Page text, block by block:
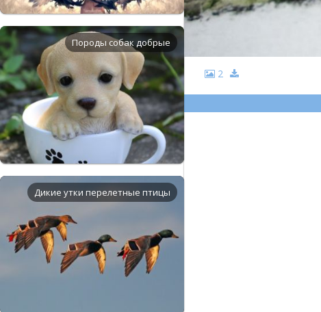
Породы собак добрые
Дикие утки перелетные птицы
2